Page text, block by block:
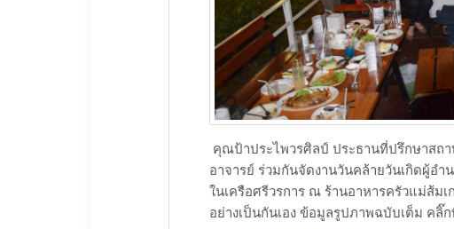
คุณป้าประไพวรศิลป์ ประธานที่ปรึกษาสถ
อาจารย์ ร่วมกันจัดงานวันคล้ายวันเกิดผู้อ
ในเครือศรีวรการ ณ ร้านอาหารครัวแม่ส้ม
อย่างเป็นกันเอง ​ข้อมูลรูปภาพฉบับเต็ม คลิ๊